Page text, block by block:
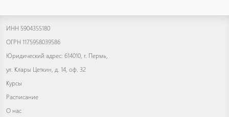
ИНН 5904355180
ОГРН 1175958039586
Юридический адрес: 614010, г. Пермь,
ул. Клары Цеткин, д. 14, оф. 32
Курсы
Расписание
О нас